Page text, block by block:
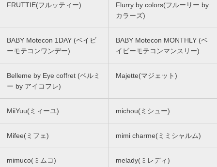
FRUTTIE(フルッティー)
Flurry by colors(フルーリー by
カラーズ)
BABY Motecon 1DAY (ベイビ
ーモテコンワンデー)
BABY Motecon MONTHLY (ベ
イビーモテコンマンスリー)
Belleme by Eye coffret (ベルミ
ー by アイコフレ)
Majette(マジェット)
MiiYuu(ミィーユ) michou(ミシュー)
Mifee(ミフェ) mimi charme(ミミシャルム)
mimuco(ミムコ) melady(ミレディ)